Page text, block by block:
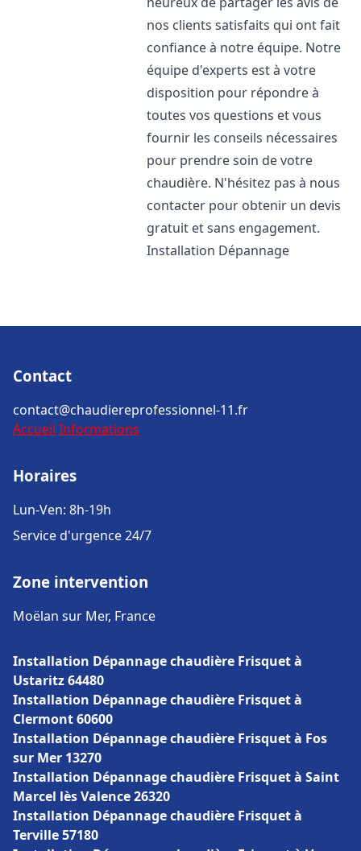
nos clients satisfaits qui ont fait
confiance à notre équipe. Notre
équipe d'experts est à votre
disposition pour répondre à
toutes vos questions et vous
fournir les conseils nécessaires
pour prendre soin de votre
chaudière. N'hésitez pas à nous
contacter pour obtenir un devis
gratuit et sans engagement.
Installation Dépannage
Contact
contact@chaudiereprofessionnel-11.fr
Accueil Informations
Horaires
Lun-Ven: 8h-19h
Service d'urgence 24/7
Zone intervention
Moëlan sur Mer, France
Installation Dépannage chaudière Frisquet à
Ustaritz 64480
Installation Dépannage chaudière Frisquet à
Clermont 60600
Installation Dépannage chaudière Frisquet à Fos
sur Mer 13270
Installation Dépannage chaudière Frisquet à Saint
Marcel lès Valence 26320
Installation Dépannage chaudière Frisquet à
Terville 57180